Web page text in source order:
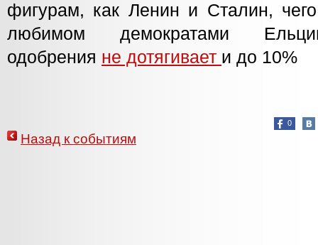
фигурам, как Ленин и Сталин,
любимом демократами
одобрения не дотягивает и до 10%
0
Назад к событиям